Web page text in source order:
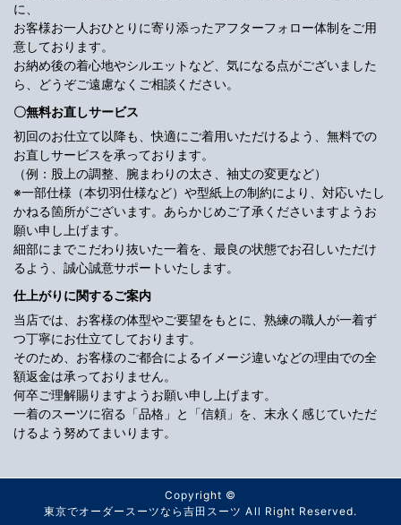
に、
お客様お一人おひとりに寄り添ったアフターフォロー体制をご用
意しております。
お納め後の着心地やシルエットなど、気になる点がございました
ら、どうぞご遠慮なくご相談ください。
〇無料お直しサービス
初回のお仕立て以降も、快適にご着用いただけるよう、無料での
お直しサービスを承っております。
（例：股上の調整、腕まわりの太さ、袖丈の変更など）
※一部仕様（本切羽仕様など）や型紙上の制約により、対応いたし
かねる箇所がございます。あらかじめご了承くださいますようお
願い申し上げます。
細部にまでこだわり抜いた一着を、最良の状態でお召しいただけ
るよう、誠心誠意サポートいたします。
仕上がりに関するご案内
当店では、お客様の体型やご要望をもとに、熟練の職人が一着ず
つ丁寧にお仕立てしております。
そのため、お客様のご都合によるイメージ違いなどの理由での全
額返金は承っておりません。
何卒ご理解賜りますようお願い申し上げます。
一着のスーツに宿る「品格」と「信頼」を、末永く感じていただ
けるよう努めてまいります。
Copyright ©
東京でオーダースーツなら吉田スーツ All Right Reserved.